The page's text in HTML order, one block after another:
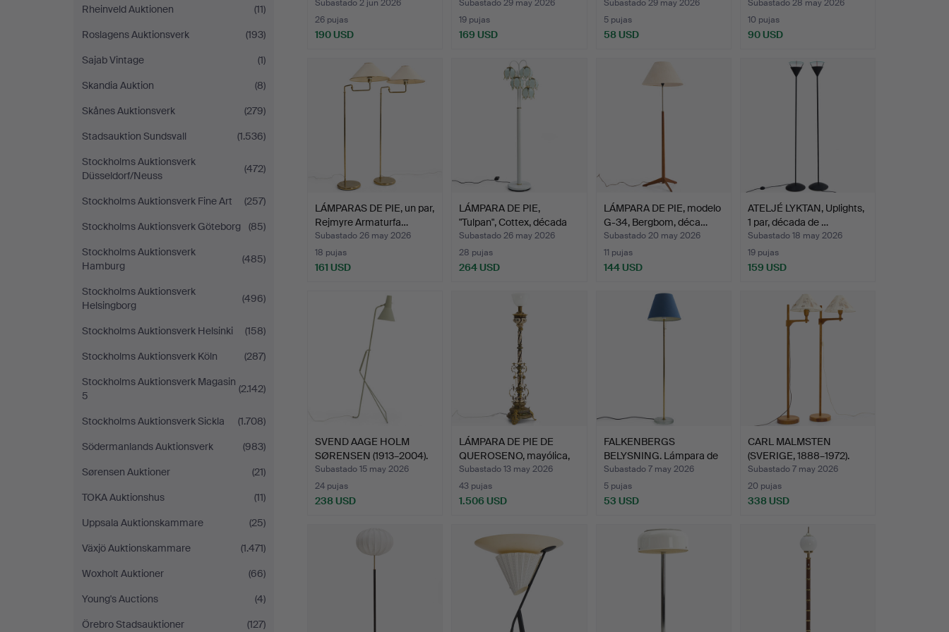
Rheinveld Auktionen
(11)
Roslagens Auktionsverk
(193)
Sajab Vintage
(1)
Skandia Auktion
(8)
Skånes Auktionsverk
(279)
Stadsauktion Sundsvall
(1.536)
Stockholms Auktionsverk
Düsseldorf/Neuss
(472)
Stockholms Auktionsverk Fine Art
(257)
Stockholms Auktionsverk Göteborg
(85)
Stockholms Auktionsverk
Hamburg
(485)
Stockholms Auktionsverk
Helsingborg
(496)
Stockholms Auktionsverk Helsinki
(158)
Stockholms Auktionsverk Köln
(287)
Stockholms Auktionsverk Magasin
5
(2.142)
Stockholms Auktionsverk Sickla
(1.708)
Södermanlands Auktionsverk
(983)
Sørensen Auktioner
(21)
TOKA Auktionshus
(11)
Uppsala Auktionskammare
(25)
Växjö Auktionskammare
(1.471)
Woxholt Auktioner
(66)
Young's Auctions
(4)
Örebro Stadsauktioner
(127)
Subastado 2 jun 2026
26 pujas
190 USD
Subastado 29 may 2026
19 pujas
169 USD
Subastado 29 may 2026
5 pujas
58 USD
Subastado 28 may 2026
10 pujas
90 USD
LÁMPARAS DE PIE, un par,
Rejmyre Armaturfa…
Subastado 26 may 2026
18 pujas
161 USD
LÁMPARA DE PIE,
"Tulpan", Cottex, década
d…
Subastado 26 may 2026
28 pujas
264 USD
LÁMPARA DE PIE, modelo
G-34, Bergbom, déca…
Subastado 20 may 2026
11 pujas
144 USD
ATELJÉ LYKTAN, Uplights,
1 par, década de …
Subastado 18 may 2026
19 pujas
159 USD
SVEND AAGE HOLM
SØRENSEN (1913–2004).
Lámp…
Subastado 15 may 2026
24 pujas
238 USD
LÁMPARA DE PIE DE
QUEROSENO, mayólica,
alr…
Subastado 13 may 2026
43 pujas
1.506 USD
FALKENBERGS
BELYSNING. Lámpara de
pie, mod…
Subastado 7 may 2026
5 pujas
53 USD
CARL MALMSTEN
(SVERIGE, 1888–1972).
''Stak…
Subastado 7 may 2026
20 pujas
338 USD